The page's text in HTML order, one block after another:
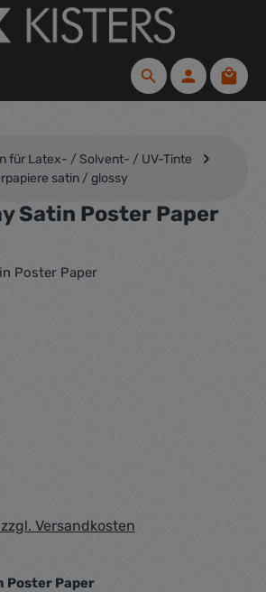
für Latex- / Solvent- / UV-Tinte
satin / glossy
Satin Poster Paper
Versandkosten
Poster Paperauswählen